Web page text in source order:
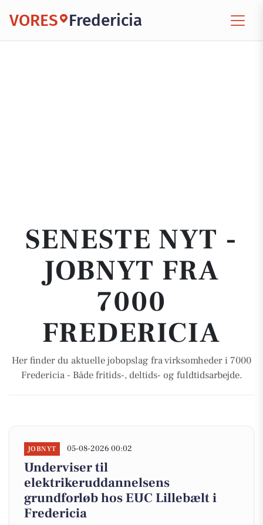
VORES Fredericia
SENESTE NYT -
JOBNYT FRA
7000
FREDERICIA
Her finder du aktuelle jobopslag fra virksomheder i 7000
Fredericia - Både fritids-, deltids- og fuldtidsarbejde.
JOBNYT 05-08-2026 00:02
Underviser til
elektrikeruddannelsens
grundforløb hos EUC Lillebælt i
Fredericia